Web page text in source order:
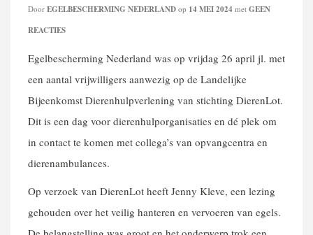
Door EGELBESCHERMING NEDERLAND op 14 MEI 2024 met GEEN
REACTIES
Egelbescherming Nederland was op vrijdag 26 april jl. met
een aantal vrijwilligers aanwezig op de Landelijke
Bijeenkomst Dierenhulpverlening van stichting DierenLot.
Dit is een dag voor dierenhulporganisaties en dé plek om
in contact te komen met collega’s van opvangcentra en
dierenambulances.
Op verzoek van DierenLot heeft Jenny Kleve, een lezing
gehouden over het veilig hanteren en vervoeren van egels.